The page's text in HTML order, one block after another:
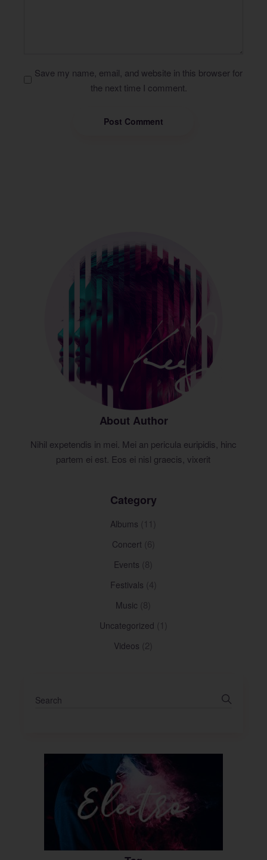
Save my name, email, and website in this browser for
the next time I comment.
Post Comment
About Author
Nihil expetendis in mei. Mei an pericula euripidis, hinc
partem ei est. Eos ei nisl graecis, vixerit
Category
Albums (11)
Concert (6)
Events (8)
Festivals (4)
Music (8)
Uncategorized (1)
Videos (2)